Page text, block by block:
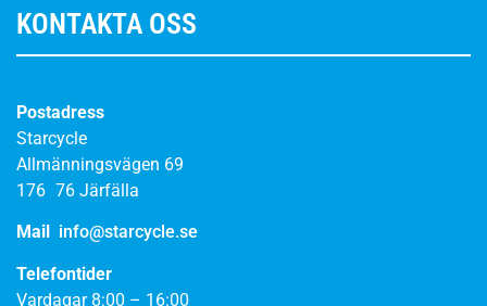
KONTAKTA OSS
Postadress
Starcycle
Allmänningsvägen 69
176 76 Järfälla
Mail info@starcycle.se
Telefontider
Vardagar 8:00 – 16:00